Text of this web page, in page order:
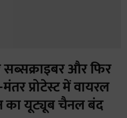
सब्सक्राइबर और फिर
प्रोटेस्ट में वायरल
का यूट्यूब चैनल बंद